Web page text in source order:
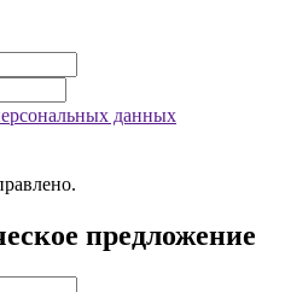
данных
предложение